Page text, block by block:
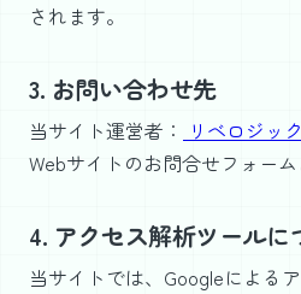
されます。
3. お問い合わせ先
当サイト運営者：
リベロジッ
Webサイトのお問合せフォーム
4. アクセス解析ツールに
当サイトでは、Googleによる